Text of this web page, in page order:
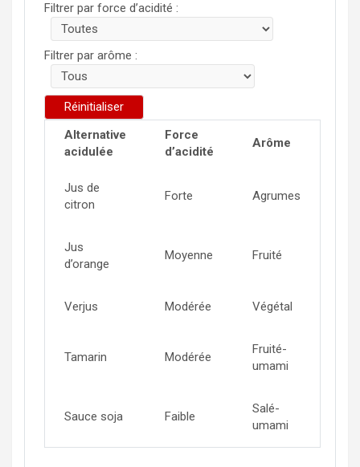
Filtrer par force d’acidité :
Filtrer par arôme :
Réinitialiser
Alternative
acidulée
Force
d’acidité
Arôme
Jus de
citron
Forte Agrumes
Jus
d’orange
Moyenne Fruité
Verjus Modérée Végétal
Tamarin Modérée
Fruité-
umami
Sauce soja Faible
Salé-
umami